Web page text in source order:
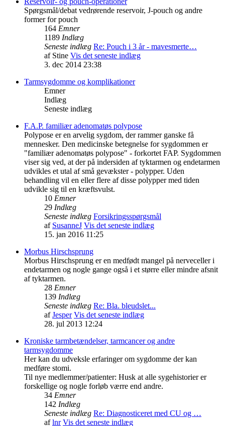
Spørgsmål/debat vedrørende reservoir, J-pouch og andre
former for pouch
164 Emner
1189 Indlæg
Seneste indlæg Re: Pouch i 3 år - mavesmerte…
af Stine Vis det seneste indlæg
3. dec 2014 23:38
Tarmsygdomme og komplikationer
Emner
Indlæg
Seneste indlæg
F.A.P. familiær adenomatøs polypose
Polypose er en arvelig sygdom, der rammer ganske få
mennesker. Den medicinske betegnelse for sygdommen er
"familiær adenomatøs polypose" - forkortet FAP. Sygdommen
viser sig ved, at der på indersiden af tyktarmen og endetarmen
udvikles et utal af små gevækster - polypper. Uden
behandling vil en eller flere af disse polypper med tiden
udvikle sig til en kræftsvulst.
10 Emner
29 Indlæg
Seneste indlæg Forsikringsspørgsmål
af SusanneJ Vis det seneste indlæg
15. jan 2016 11:25
Morbus Hirschsprung
Morbus Hirschsprung er en medfødt mangel på nerveceller i
endetarmen og nogle gange også i et større eller mindre afsnit
af tyktarmen.
28 Emner
139 Indlæg
Seneste indlæg Re: Bla. bleudslet...
afJesper Vis det seneste indlæg
28. jul 2013 12:24
Kroniske tarmbetændelser, tarmcancer og andre
tarmsygdomme
Her kan du udveksle erfaringer om sygdomme der kan
medføre stomi.
Til nye medlemmer/patienter: Husk at alle sygehistorier er
forskellige og nogle forløb værre end andre.
34 Emner
142 Indlæg
Seneste indlæg Re: Diagnosticeret med CU og …
aflnr Vis det seneste indlæg